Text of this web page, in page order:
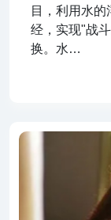
目，利用水
经，实现"战
换。水…